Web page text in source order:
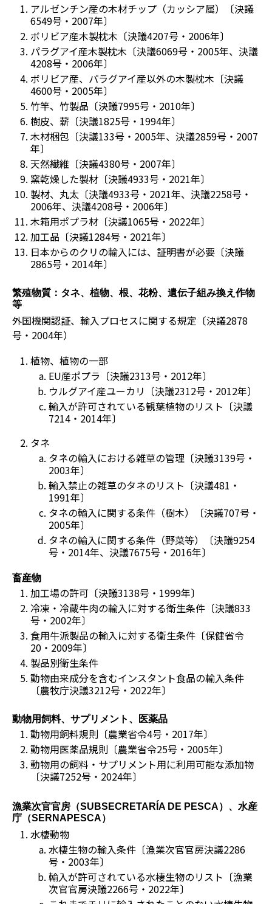
アルゼンチン産の木材チップ（カッシア属）〔決議
6549号・2007年〕
ボリビア産木製枕木〔決議4207号・2006年〕
パラグアイ産木製枕木〔決議6069号・2005年、決議
4208号・2006年〕
ボリビア産、パラグアイ産以外の木製枕木〔決議
4600号・2005年〕
竹竿、竹製品〔決議7995号・2010年〕
樹皮、薪〔決議1825号・1994年〕
木材梱包〔決議133号・2005年、決議2859号・2007
年〕
天然繊維〔決議4380号・2007年〕
窯乾燥した製材〔決議4933号・2021年〕
製材、丸太〔決議4933号・2021年、決議2258号・
2006年、決議4208号・2006年〕
木箱用ポプラ材〔決議1065号・2022年〕
加工品〔決議1284号・2021年〕
日本からのクリの輸入には、証明書が必要〔決議
2865号・2014年〕
繁殖物質：タネ、植物、根、花粉、遺伝子組み換え作物
等
外国機関認証、輸入プロセスに関する規定〔決議2878
号・2004年）
植物、植物の一部
EU産ポプラ〔決議2313号・2012年〕
ウルグアイ産ユーカリ〔決議2312号・2012年〕
輸入が許可されている観葉植物のリスト〔決議
7214・2014年〕
タネ
タネの輸入における雑草の管理〔決議3139号・
2003年〕
輸入禁止の雑草のタネのリスト〔決議481・
1991年〕
タネの輸入に関する条件（樹木）〔決議707号・
2005年〕
タネの輸入に関する条件（野菜等）〔決議9254
号・2014年、決議7675号・2016年〕
畜産物
加工場の許可〔決議3138号・1999年〕
冷凍・冷蔵牛肉の輸入に対する衛生条件〔決議833
号・2002年〕
食用牛派製品の輸入に対する衛生条件〔保健省令
20・2009年〕
製品別衛生条件
動物由来成分を含むインスタント食品の輸入条件
〔農牧庁決議3212号・2022年〕
動物用飼料、サプリメント、医薬品
動物用飼料規則〔農業省令4号・2017年〕
動物用医薬品規則〔農業省令25号・2005年〕
動物用の飼料・サプリメント用に利用可能な添加物
〔決議7252号・2024年〕
漁業次官官房（SUBSECRETARÍA DE PESCA）、水産
庁（SERNAPESCA）
水棲動物
水棲生物の輸入条件〔漁業次官官房決議2286
号・2003年〕
輸入が許可されている水棲生物のリスト〔漁業
次官官房決議2266号・2022年〕